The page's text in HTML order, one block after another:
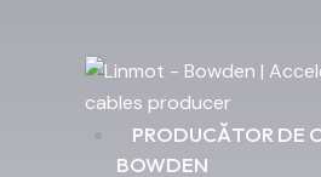
PRODUCĂTOR DE
BOWDEN